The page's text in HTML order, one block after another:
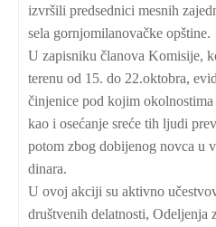
izvršili predsednici mesnih
sela gornjomilanovačke opštine.
U zapisniku članova Komisije,
terenu od 15. do 22.oktobra,
činjenice pod kojim
kao i osećanje sreće tih ljudi
potom zbog dobijenog novca u
dinara.
U ovoj akciji su aktivno
društvenih delatnosti, Odeljenja